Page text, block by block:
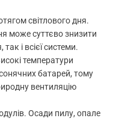
світлового дня.
може суттєво знизити
і всієї системи.
температури
батарей, тому
вентиляцію
Осади пилу, опале